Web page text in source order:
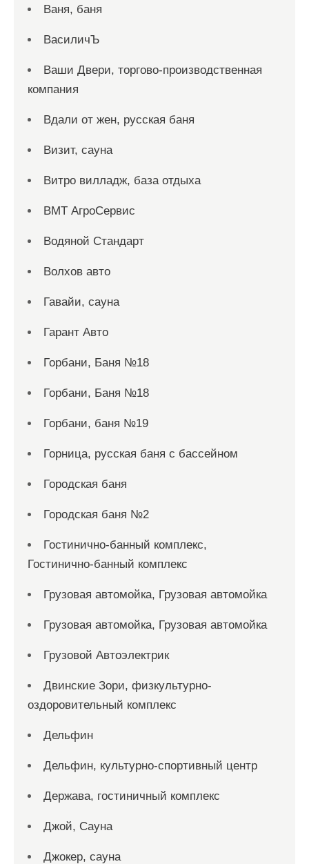
Ваня, баня
ВасиличЪ
Ваши Двери, торгово-производственная
компания
Вдали от жен, русская баня
Визит, сауна
Витро вилладж, база отдыха
ВМТ АгроСервис
Водяной Стандарт
Волхов авто
Гавайи, сауна
Гарант Авто
Горбани, Баня №18
Горбани, Баня №18
Горбани, баня №19
Горница, русская баня с бассейном
Городская баня
Городская баня №2
Гостинично-банный комплекс,
Гостинично-банный комплекс
Грузовая автомойка, Грузовая автомойка
Грузовая автомойка, Грузовая автомойка
Грузовой Автоэлектрик
Двинские Зори, физкультурно-
оздоровительный комплекс
Дельфин
Дельфин, культурно-спортивный центр
Держава, гостиничный комплекс
Джой, Сауна
Джокер, сауна